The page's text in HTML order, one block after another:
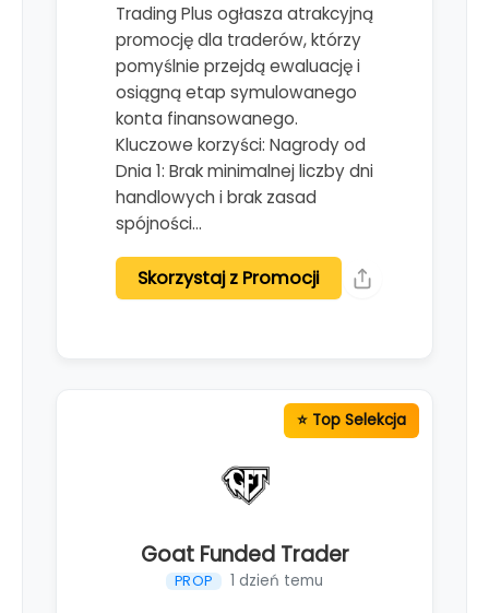
Trading Plus ogłasza atrakcyjną
promocję dla traderów, którzy
pomyślnie przejdą ewaluację i
osiągną etap symulowanego
konta finansowanego.
Kluczowe korzyści: Nagrody od
Dnia 1: Brak minimalnej liczby dni
handlowych i brak zasad
spójności…
Skorzystaj z Promocji
Goat Funded Trader
PROP 1 dzień temu